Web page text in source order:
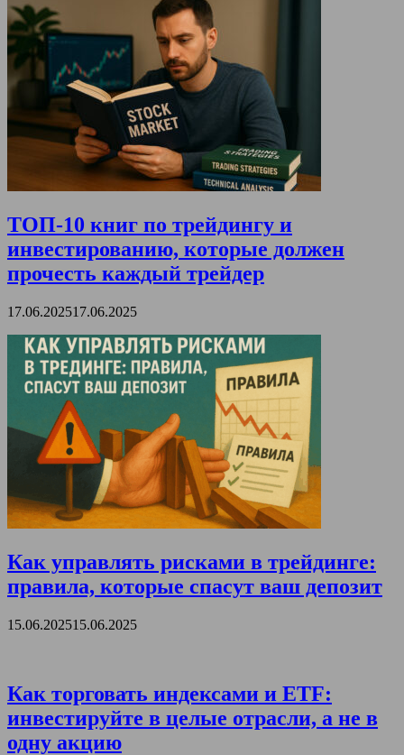
ТОП-10 книг по трейдингу и
инвестированию, которые должен
прочесть каждый трейдер
17.06.202517.06.2025
Как управлять рисками в трейдинге:
правила, которые спасут ваш депозит
15.06.202515.06.2025
Как торговать индексами и ETF:
инвестируйте в целые отрасли, а не в
одну акцию